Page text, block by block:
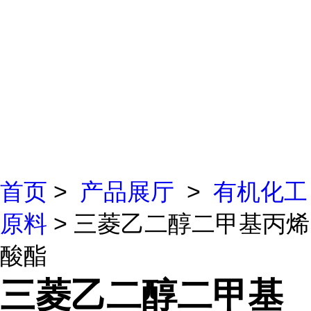
首页 > 产品展厅 > 有机化工
原料 > 三菱乙二醇二甲基丙烯
酸酯
三菱乙二醇二甲基